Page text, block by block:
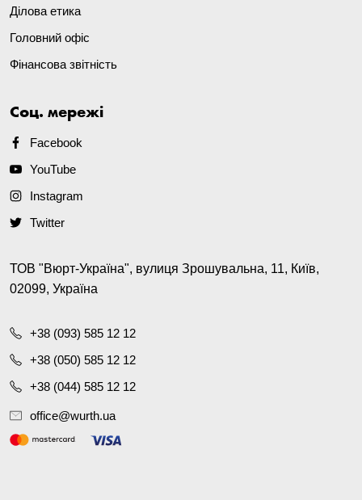
Ділова етика
Головний офіс
Фінансова звітність
Соц. мережі
Facebook
YouTube
Instagram
Twitter
ТОВ "Вюрт-Україна", вулиця Зрошувальна, 11, Київ,
02099, Україна
+38 (093) 585 12 12
+38 (050) 585 12 12
+38 (044) 585 12 12
office@wurth.ua